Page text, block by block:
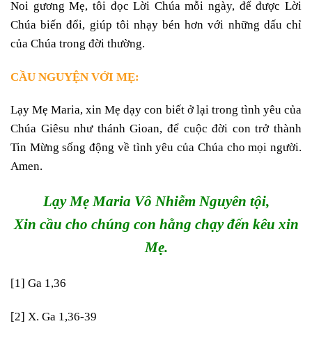
Noi gương Mẹ, tôi đọc Lời Chúa mỗi ngày, để được Lời
Chúa biến đổi, giúp tôi nhạy bén hơn với những dấu chỉ
của Chúa trong đời thường.
CẦU NGUYỆN VỚI MẸ:
Lạy Mẹ Maria, xin Mẹ dạy con biết ở lại trong tình yêu của
Chúa Giêsu như thánh Gioan, để cuộc đời con trở thành
Tin Mừng sống động về tình yêu của Chúa cho mọi người.
Amen.
Lạy Mẹ Maria Vô Nhiễm Nguyên tội,
Xin cầu cho chúng con hằng chạy đến kêu xin
Mẹ.
[1] Ga 1,36
[2] X. Ga 1,36-39